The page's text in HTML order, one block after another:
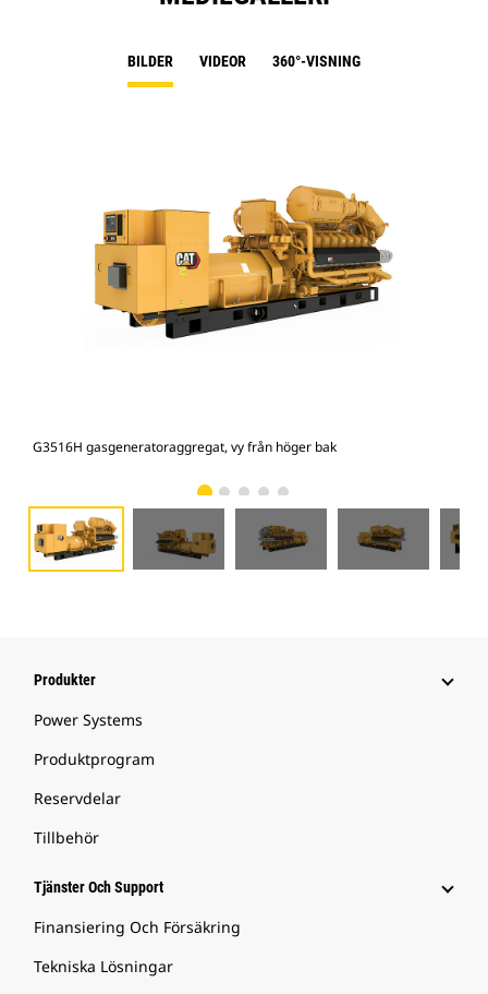
BILDER VIDEOR 360°-VISNING
G3516H gasgeneratoraggregat, vy från höger bak
Produkter
Power Systems
Produktprogram
Reservdelar
Tillbehör
Tjänster Och Support
Finansiering Och Försäkring
Tekniska Lösningar